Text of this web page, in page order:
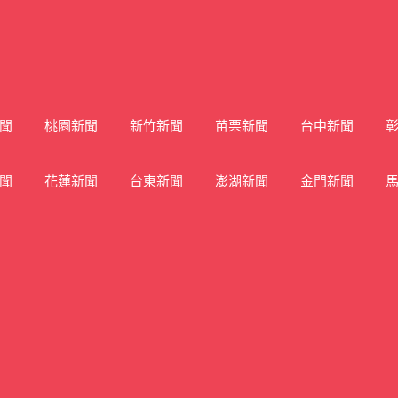
桃園新聞 新竹新聞 苗栗新聞 台中新聞
花蓮新聞 台東新聞 澎湖新聞 金門新聞